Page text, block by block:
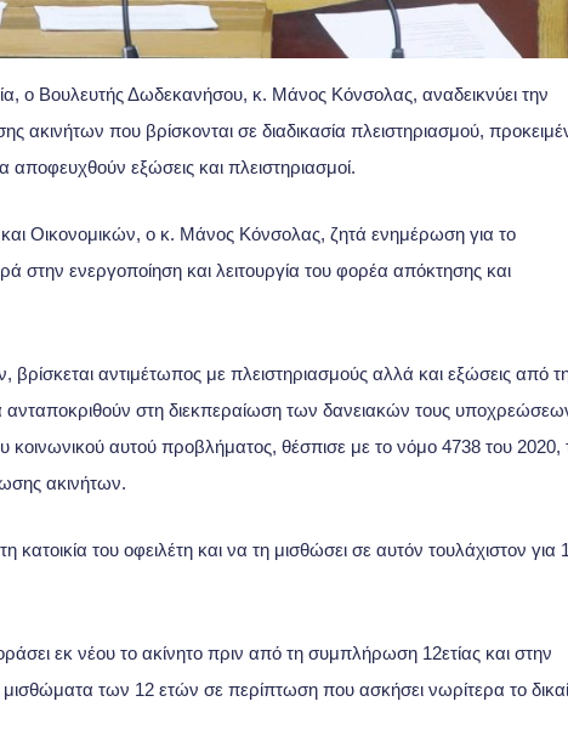
ο Βουλευτής Δωδεκανήσου, κ. Μάνος Κόνσολας, αναδεικνύει την
ακινήτων που βρίσκονται σε διαδικασία πλειστηριασμού,
εξώσεις και πλειστηριασμοί.
Οικονομικών, ο κ. Μάνος Κόνσολας, ζητά ενημέρωση για το
στην ενεργοποίηση και λειτουργία του φορέα απόκτησης και
αντιμέτωπος με πλειστηριασμούς αλλά και εξώσεις από
ανταποκριθούν στη διεκπεραίωση των δανειακών τους
κοινωνικού αυτού προβλήματος, θέσπισε με το νόμο 4738 του 2020,
ακινήτων.
του οφειλέτη και να τη μισθώσει σε αυτόν τουλάχιστον για
εκ νέου το ακίνητο πριν από τη συμπλήρωση 12ετίας και στην
των 12 ετών σε περίπτωση που ασκήσει νωρίτερα το